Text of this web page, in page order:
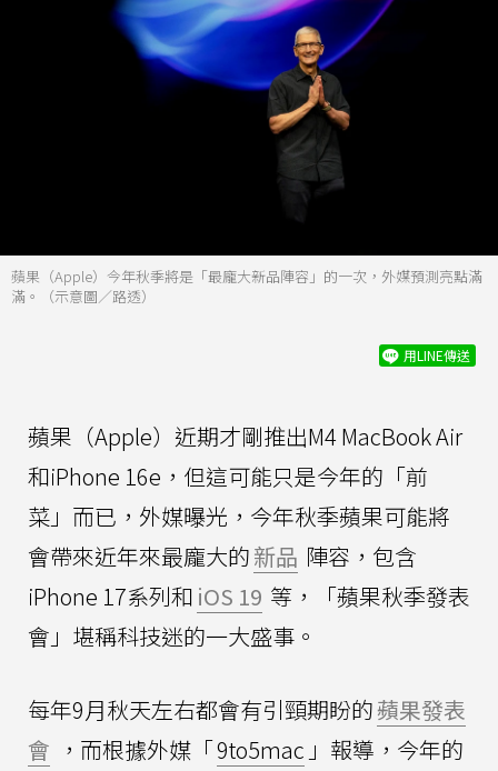
蘋果（Apple）今年秋季將是「最龐大新品陣容」的一次，外媒預測亮點滿
滿。（示意圖／路透）
用LINE傳送
蘋果（Apple）近期才剛推出M4 MacBook Air
和iPhone 16e，但這可能只是今年的「前
菜」而已，外媒曝光，今年秋季蘋果可能將
會帶來近年來最龐大的新品 陣容，包含
iPhone 17系列和 iOS 19 等，「蘋果秋季發表
會」堪稱科技迷的一大盛事。
每年9月秋天左右都會有引頸期盼的蘋果發表
會 ，而根據外媒「9to5mac 」報導，今年的